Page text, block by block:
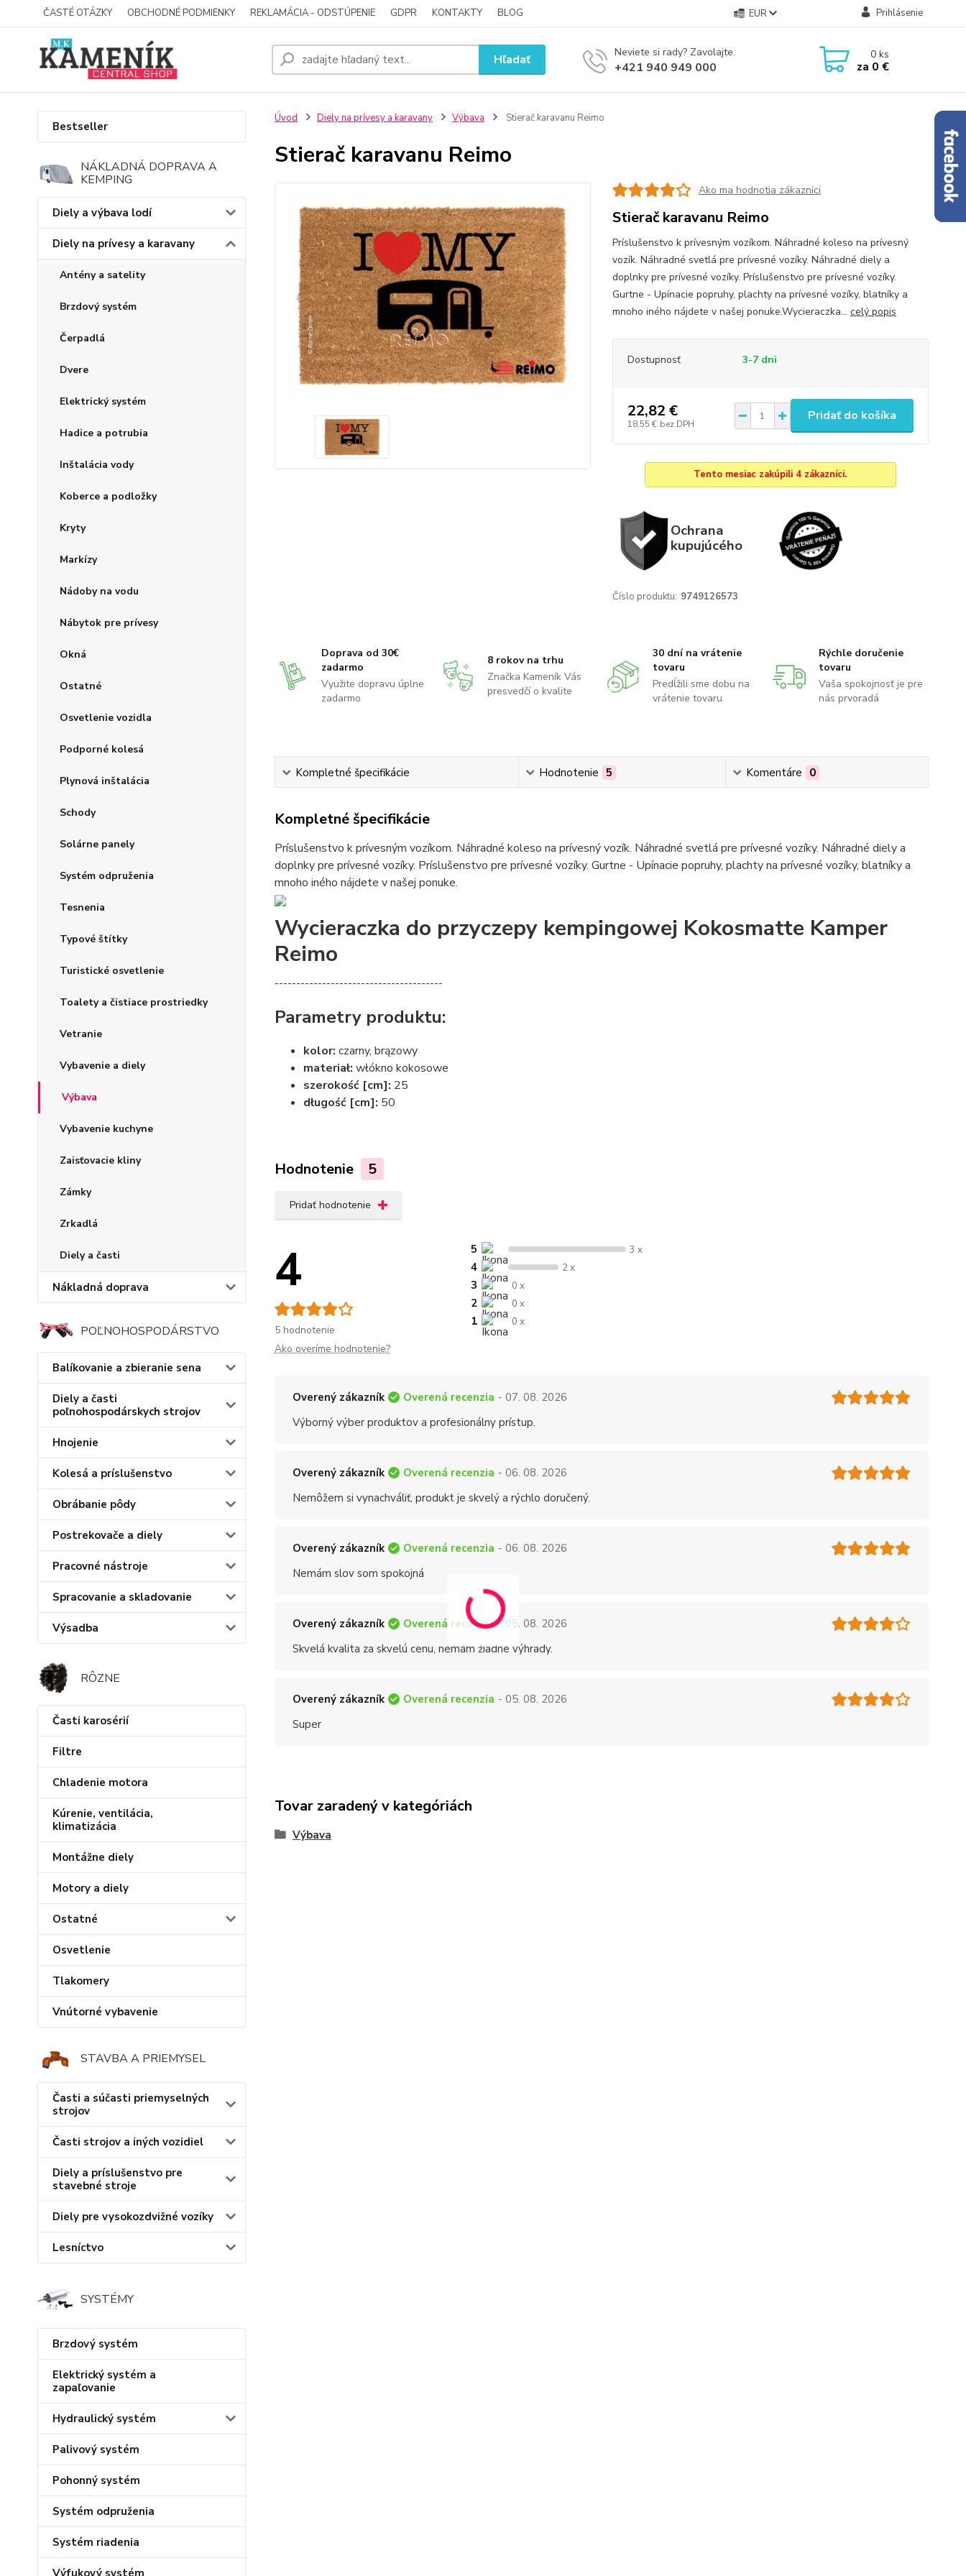
ČASTÉ OTÁZKY OBCHODNÉ PODMIENKY REKLAMÁCIA - ODSTÚPENIE GDPR KONTAKTY BLOG EUR Prihlásenie
Hľadať Neviete si rady? Zavolajte.
+421 940 949 000
0ks
za 0 €
Bestseller
NÁKLADNÁ DOPRAVA A
KEMPING
Diely a výbava lodí
Diely na prívesy a karavany
Antény a satelity
Brzdový systém
Čerpadlá
Dvere
Elektrický systém
Hadice a potrubia
Inštalácia vody
Koberce a podložky
Kryty
Markízy
Nádoby na vodu
Nábytok pre prívesy
Okná
Ostatné
Osvetlenie vozidla
Podporné kolesá
Plynová inštalácia
Schody
Solárne panely
Systém odpruženia
Tesnenia
Typové štítky
Turistické osvetlenie
Toalety a čistiace prostriedky
Vetranie
Vybavenie a diely
Výbava
Vybavenie kuchyne
Zaisťovacie kliny
Zámky
Zrkadlá
Diely a časti
Nákladná doprava
POĽNOHOSPODÁRSTVO
Balíkovanie a zbieranie sena
Diely a časti
poľnohospodárskych strojov
Hnojenie
Kolesá a príslušenstvo
Obrábanie pôdy
Postrekovače a diely
Pracovné nástroje
Spracovanie a skladovanie
Výsadba
RÔZNE
Časti karosérií
Filtre
Chladenie motora
Kúrenie, ventilácia,
klimatizácia
Montážne diely
Motory a diely
Ostatné
Osvetlenie
Tlakomery
Vnútorné vybavenie
STAVBA A PRIEMYSEL
Časti a súčasti priemyselných
strojov
Časti strojov a iných vozidiel
Diely a príslušenstvo pre
stavebné stroje
Diely pre vysokozdvižné vozíky
Lesníctvo
SYSTÉMY
Brzdový systém
Elektrický systém a
zapaľovanie
Hydraulický systém
Palivový systém
Pohonný systém
Systém odpruženia
Systém riadenia
Úvod Diely na prívesy a karavany Výbava Stierač karavanu Reimo
Stierač karavanu Reimo
Ako ma hodnotia zákazníci
Stierač karavanu Reimo
Príslušenstvo k prívesným vozíkom. Náhradné koleso na prívesný
vozík. Náhradné svetlá pre prívesné vozíky. Náhradné diely a
doplnky pre prívesné vozíky. Príslušenstvo pre prívesné vozíky.
Gurtne - Upínacie popruhy, plachty na prívesné vozíky, blatníky a
mnoho iného nájdete v našej ponuke.Wycieraczka... celý popis
Dostupnosť 3-7 dni
22,82 €
18,55 € bez DPH
Pridať do košíka
Tento mesiac zakúpili 4 zákazníci.
Ochrana
kupujúcého
Číslo produktu: 9749126573
Doprava od 30€
zadarmo
Využite dopravu úplne
zadarmo
8 rokov na trhu
Značka Kameník Vás
presvedčí o kvalite
30 dní na vrátenie
tovaru
Predĺžili sme dobu na
vrátenie tovaru
Rýchle doručenie
tovaru
Vaša spokojnosť je pre
nás prvoradá
Kompletné špecifikácie Hodnotenie 5 Komentáre 0
Kompletné špecifikácie
Príslušenstvo k prívesným vozíkom. Náhradné koleso na prívesný vozík. Náhradné svetlá pre prívesné vozíky. Náhradné diely a
doplnky pre prívesné vozíky. Príslušenstvo pre prívesné vozíky. Gurtne - Upínacie popruhy, plachty na prívesné vozíky, blatníky a
mnoho iného nájdete v našej ponuke.
Wycieraczka do przyczepy kempingowej Kokosmatte Kamper
Reimo
---------------------------------------
Parametry produktu:
kolor: czarny, brązowy
materiał: włókno kokosowe
szerokość [cm]: 25
długość [cm]: 50
Hodnotenie 5
Pridať hodnotenie
4
5 hodnotenie
5 3 x
4 2 x
3 0 x
2 0 x
1 0 x
Ako overíme hodnotenie?
Overený zákazník Overená recenzia - 07. 08. 2026
Výborný výber produktov a profesionálny prístup.
Overený zákazník Overená recenzia - 06. 08. 2026
Nemôžem si vynachváliť, produkt je skvelý a rýchlo doručený.
Overený zákazník Overená recenzia - 06. 08. 2026
Nemám slov som spokojná
Overený zákazník Overená recenzia - 05. 08. 2026
Skvelá kvalita za skvelú cenu, nemám žiadne výhrady.
Overený zákazník Overená recenzia - 05. 08. 2026
Super
Tovar zaradený v kategóriách
Výbava